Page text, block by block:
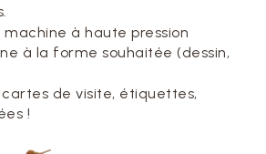
machine à haute pression
à la forme souhaitée (dessin,
de visite, étiquettes,
!